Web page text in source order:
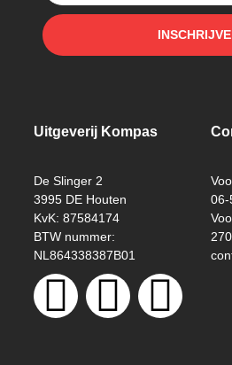
Uitgeverij Kompas
De Slinger 2
3995 DE Houten
KvK: 87584174
BTW nummer:
NL864338387B01
06-